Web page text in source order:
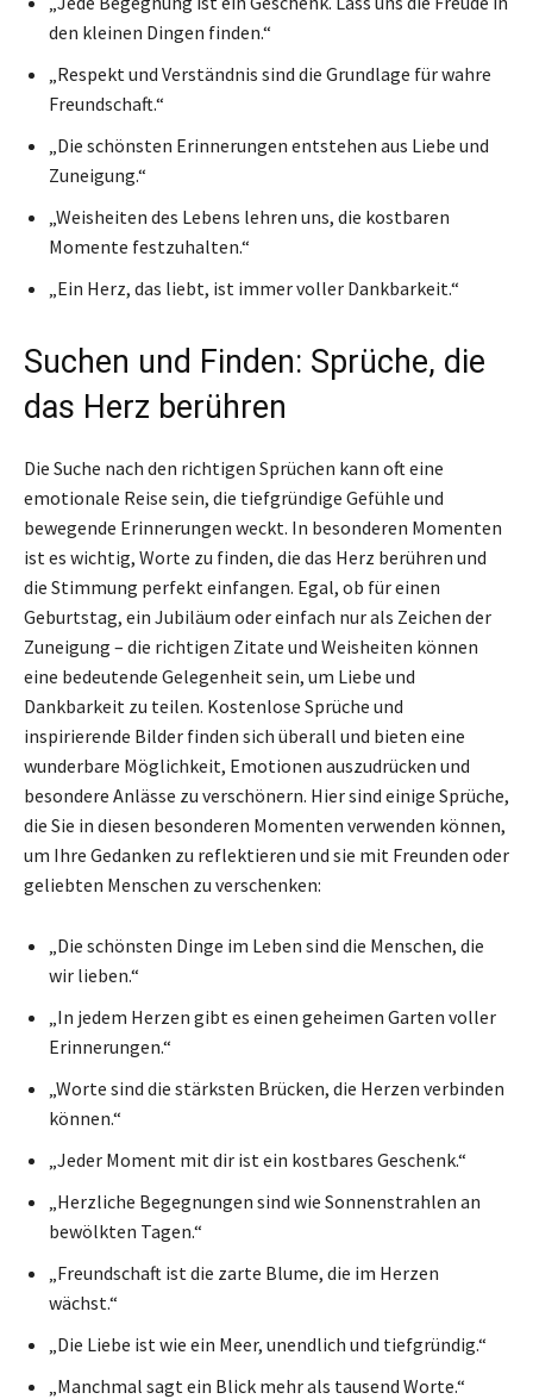
den kleinen Dingen finden.“
„Respekt und Verständnis sind die Grundlage für wahre
Freundschaft.“
„Die schönsten Erinnerungen entstehen aus Liebe und
Zuneigung.“
„Weisheiten des Lebens lehren uns, die kostbaren
Momente festzuhalten.“
„Ein Herz, das liebt, ist immer voller Dankbarkeit.“
Suchen und Finden: Sprüche, die
das Herz berühren
Die Suche nach den richtigen Sprüchen kann oft eine
emotionale Reise sein, die tiefgründige Gefühle und
bewegende Erinnerungen weckt. In besonderen Momenten
ist es wichtig, Worte zu finden, die das Herz berühren und
die Stimmung perfekt einfangen. Egal, ob für einen
Geburtstag, ein Jubiläum oder einfach nur als Zeichen der
Zuneigung – die richtigen Zitate und Weisheiten können
eine bedeutende Gelegenheit sein, um Liebe und
Dankbarkeit zu teilen. Kostenlose Sprüche und
inspirierende Bilder finden sich überall und bieten eine
wunderbare Möglichkeit, Emotionen auszudrücken und
besondere Anlässe zu verschönern. Hier sind einige Sprüche,
die Sie in diesen besonderen Momenten verwenden können,
um Ihre Gedanken zu reflektieren und sie mit Freunden oder
geliebten Menschen zu verschenken:
„Die schönsten Dinge im Leben sind die Menschen, die
wir lieben.“
„In jedem Herzen gibt es einen geheimen Garten voller
Erinnerungen.“
„Worte sind die stärksten Brücken, die Herzen verbinden
können.“
„Jeder Moment mit dir ist ein kostbares Geschenk.“
„Herzliche Begegnungen sind wie Sonnenstrahlen an
bewölkten Tagen.“
„Freundschaft ist die zarte Blume, die im Herzen
wächst.“
„Die Liebe ist wie ein Meer, unendlich und tiefgründig.“
„Manchmal sagt ein Blick mehr als tausend Worte.“